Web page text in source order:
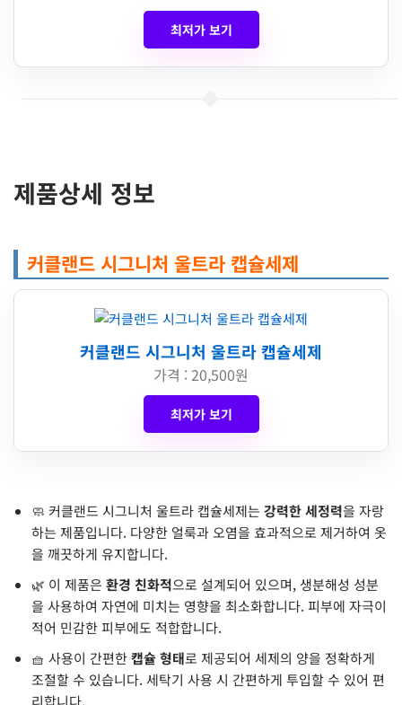
최저가 보기
제품상세 정보
커클랜드 시그니처 울트라 캡슐세제
커클랜드 시그니처 울트라 캡슐세제
가격 : 20,500원
최저가 보기
🧼 커클랜드 시그니처 울트라 캡슐세제는 강력한 세정력을 자랑
하는 제품입니다. 다양한 얼룩과 오염을 효과적으로 제거하여 옷
을 깨끗하게 유지합니다.
🌿 이 제품은 환경 친화적으로 설계되어 있으며, 생분해성 성분
을 사용하여 자연에 미치는 영향을 최소화합니다. 피부에 자극이
적어 민감한 피부에도 적합합니다.
🧺 사용이 간편한캡슐 형태로 제공되어 세제의 양을 정확하게
조절할 수 있습니다. 세탁기 사용 시 간편하게 투입할 수 있어 편
리합니다.